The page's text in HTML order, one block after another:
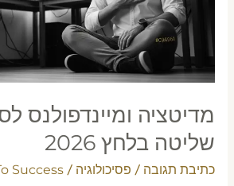
מדיטציה ומיינדפולנס
שליטה בלחץ 2026
כתיבת תגובה / פסיכולוגיה /
Success
שליטה
בלחץ
2026